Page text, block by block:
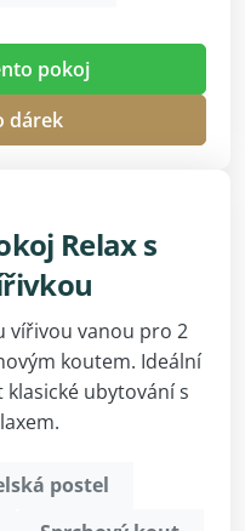
pokoj
dárek
Relax s
vířivou vanou pro 2
koutem. Ideální
ubytování s
postel